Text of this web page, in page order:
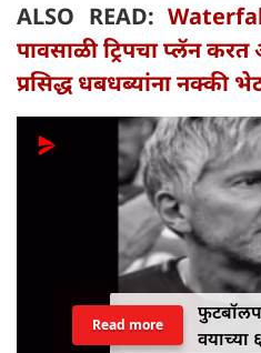
ALSO READ:
पावसाळी ट्रिपचा प्लॅन करत
प्रसिद्ध धबधब्यांना नक्की भेट
वयाच्या
Read more